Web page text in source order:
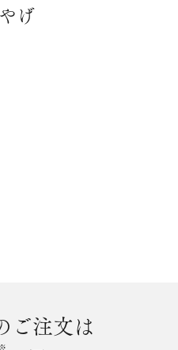
げ
ご注文は